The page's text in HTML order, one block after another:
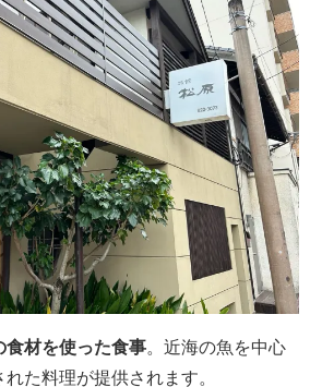
食材を使った食事 。近海の魚を中心
た料理が提供されます。